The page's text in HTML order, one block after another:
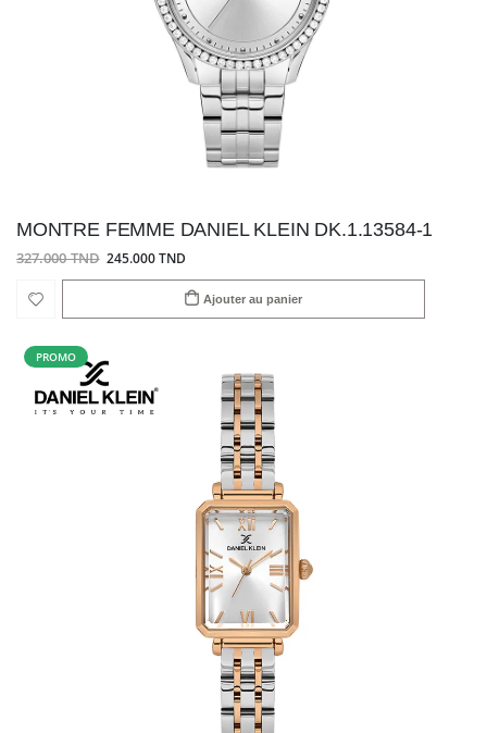
MONTRE FEMME DANIEL KLEIN DK.1.13584-1
327.000 TND 245.000 TND
Ajouter au panier
PROMO